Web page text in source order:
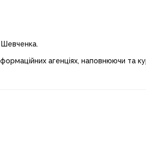
Шевченка.
агенціях, наповнюючи та